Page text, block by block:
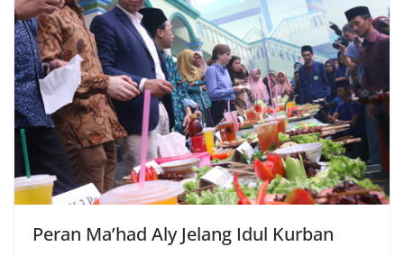
Peran Ma’had Aly Jelang Idul Kurban